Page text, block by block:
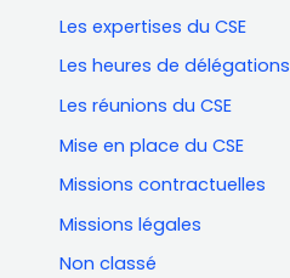
Les expertises du CSE
Les heures de délégations
Les réunions du CSE
Mise en place du CSE
Missions contractuelles
Missions légales
Non classé